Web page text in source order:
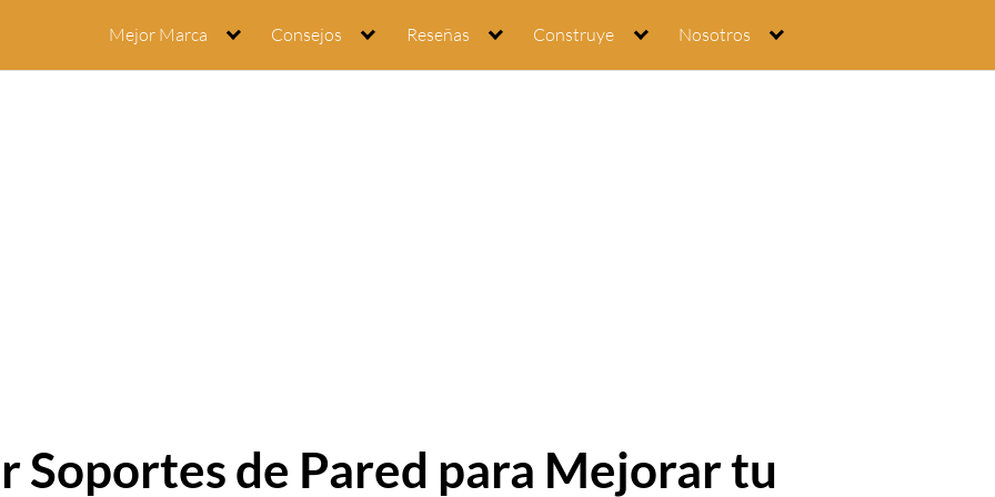
Mejor Marca Consejos Reseñas Construye Nosotros
Soportes de Pared para Mejorar tu